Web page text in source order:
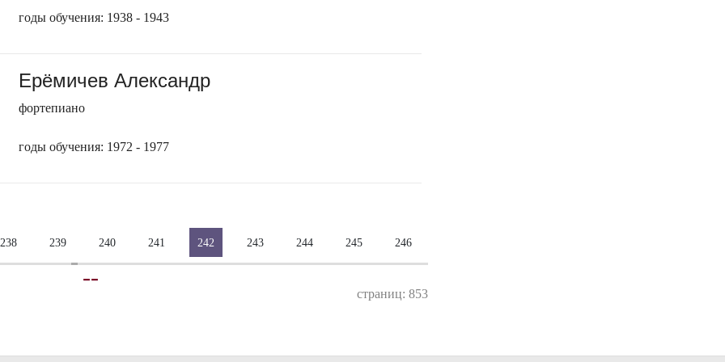
годы обучения: 1938 - 1943
Ерёмичев Александр
фортепиано
годы обучения: 1972 - 1977
238 239 240 241 242 243 244 245 246
--
страниц: 853